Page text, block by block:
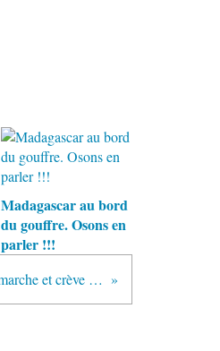
Madagascar au bord
du gouffre. Osons en
parler !!!
marche et crève !!!!